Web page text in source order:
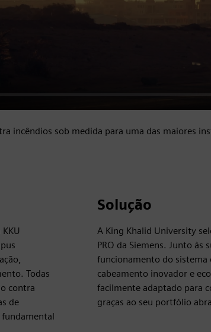
incêndios sob medida para uma das maiores
Todas
contra
de
Solução
A King Khalid University
PRO da Siemens. Junto
funcionamento do sistema
cabeamento inovador e
facilmente adaptado para
graças ao seu portfólio